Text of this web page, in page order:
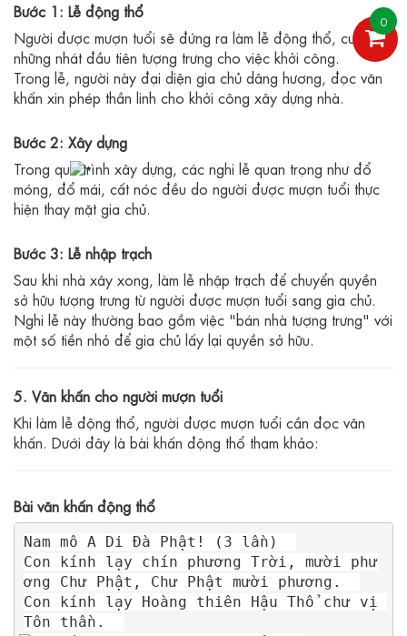
Bước 1: Lễ động thổ
Người được mượn tuổi sẽ đứng ra làm lễ động thổ, cuốc
những nhát đầu tiên tượng trưng cho việc khởi công.
Trong lễ, người này đại diện gia chủ dâng hương, đọc văn
khấn xin phép thần linh cho khởi công xây dựng nhà.
Bước 2: Xây dựng
Trong quá trình xây dựng, các nghi lễ quan trọng như đổ
móng, đổ mái, cất nóc đều do người được mượn tuổi thực
hiện thay mặt gia chủ.
Bước 3: Lễ nhập trạch
Sau khi nhà xây xong, làm lễ nhập trạch để chuyển quyền
sở hữu tượng trưng từ người được mượn tuổi sang gia chủ.
Nghi lễ này thường bao gồm việc "bán nhà tượng trưng" với
một số tiền nhỏ để gia chủ lấy lại quyền sở hữu.
5. Văn khấn cho người mượn tuổi
Khi làm lễ động thổ, người được mượn tuổi cần đọc văn
khấn. Dưới đây là bài khấn động thổ tham khảo:
Bài văn khấn động thổ
Nam mô A Di Đà Phật! (3 lần)
Con kính lạy chín phương Trời, mười phư
ơng Chư Phật, Chư Phật mười phương.
Con kính lạy Hoàng thiên Hậu Thổ chư vị
Tôn thần.
0